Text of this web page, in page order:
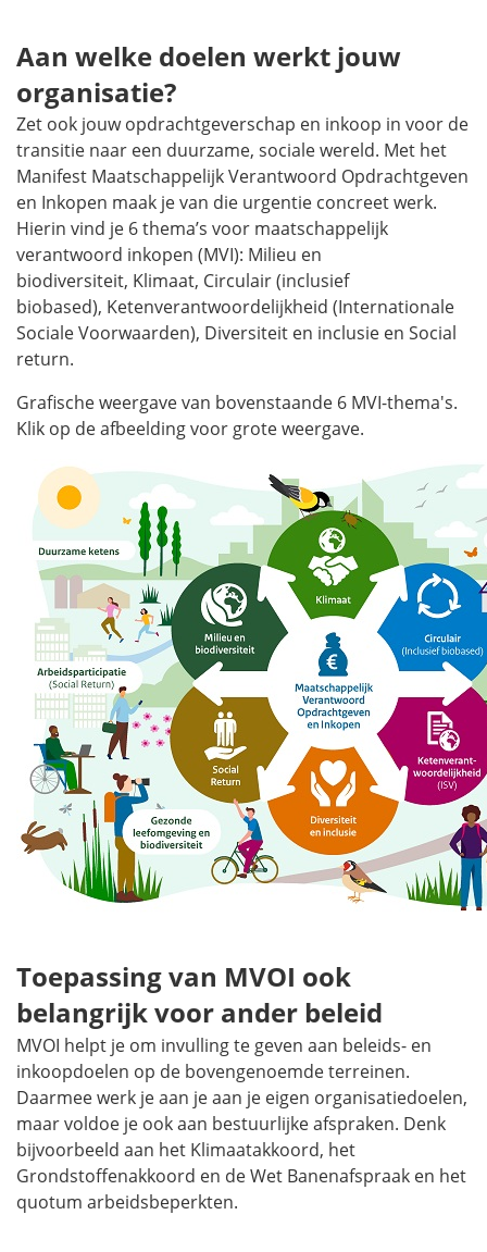
Aan welke doelen werkt jouw
organisatie?
Zet ook jouw opdrachtgeverschap en inkoop in voor de
transitie naar een duurzame, sociale wereld. Met het
Manifest Maatschappelijk Verantwoord Opdrachtgeven
en Inkopen maak je van die urgentie concreet werk.
Hierin vind je 6 thema’s voor maatschappelijk
verantwoord inkopen (MVI): Milieu en
biodiversiteit, Klimaat, Circulair (inclusief
biobased), Ketenverantwoordelijkheid (Internationale
Sociale Voorwaarden), Diversiteit en inclusie en Social
return.
Grafische weergave van bovenstaande 6 MVI-thema's.
Klik op de afbeelding voor grote weergave.
Toepassing van MVOI ook
belangrijk voor ander beleid
MVOI helpt je om invulling te geven aan beleids- en
inkoopdoelen op de bovengenoemde terreinen.
Daarmee werk je aan je aan je eigen organisatiedoelen,
maar voldoe je ook aan bestuurlijke afspraken. Denk
bijvoorbeeld aan het Klimaatakkoord, het
Grondstoffenakkoord en de Wet Banenafspraak en het
quotum arbeidsbeperkten.